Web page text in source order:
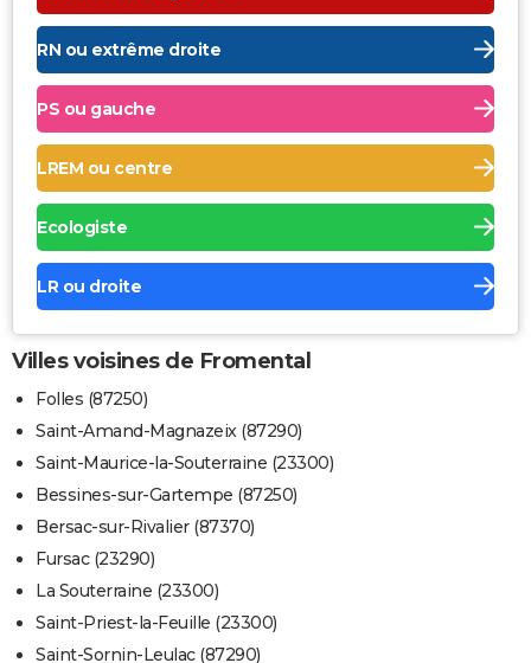
RN ou extrême droite
PS ou gauche
LREM ou centre
Ecologiste
LR ou droite
Villes voisines de Fromental
Folles (87250)
Saint-Amand-Magnazeix (87290)
Saint-Maurice-la-Souterraine (23300)
Bessines-sur-Gartempe (87250)
Bersac-sur-Rivalier (87370)
Fursac (23290)
La Souterraine (23300)
Saint-Priest-la-Feuille (23300)
Saint-Sornin-Leulac (87290)